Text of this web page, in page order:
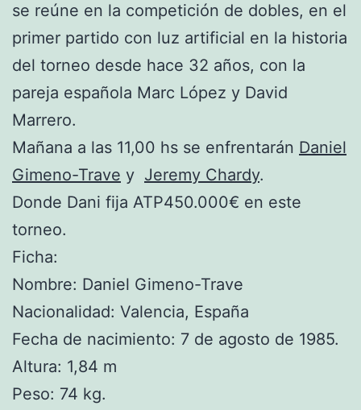
se reúne en la competición de dobles, en el
primer partido con luz artificial en la historia
del torneo desde hace 32 años, con la
pareja española Marc López y David
Marrero.
Mañana a las 11,00 hs se enfrentarán Daniel
Gimeno-Trave y Jeremy Chardy.
Donde Dani fija ATP450.000€ en este
torneo.
Ficha:
Nombre: Daniel Gimeno-Trave
Nacionalidad: Valencia, España
Fecha de nacimiento: 7 de agosto de 1985.
Altura: 1,84 m
Peso: 74 kg.